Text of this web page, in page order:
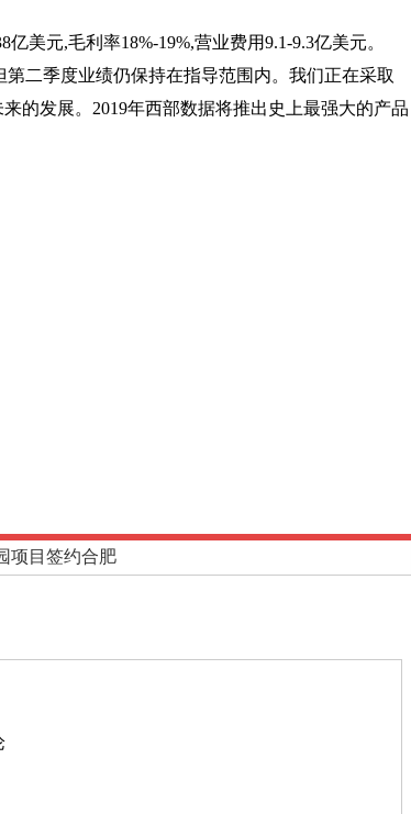
亿美元,毛利率18%-19%,营业费用9.1-9.3亿美元。
二季度业绩仍保持在指导范围内。我们正在采取
的发展。2019年西部数据将推出史上最强大的产品
项目签约合肥